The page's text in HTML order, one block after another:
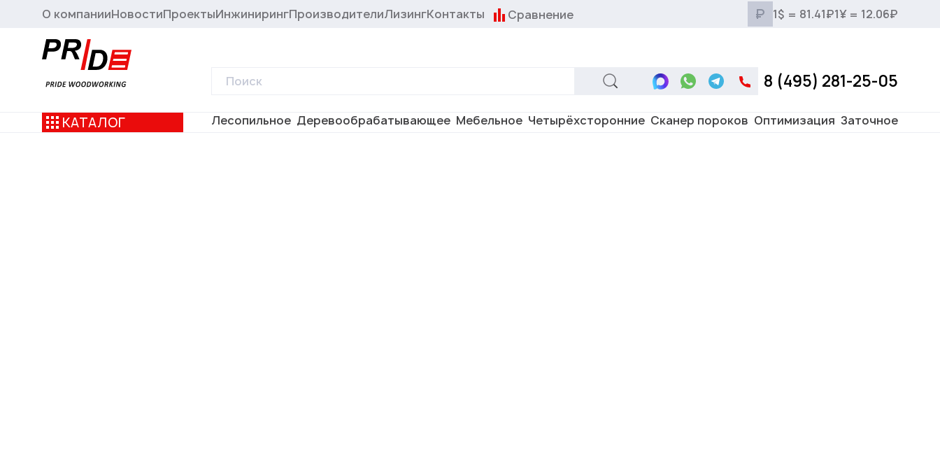
О компанииНовостиПроектыИнжинирингПроизводителиЛизингКонтакты Сравнение ₽ 1$ = 81.41₽1¥ = 12.06₽
КАТАЛОГ Лесопильное Деревообрабатывающее Мебельное Четырёхсторонние Сканер пороков Оптимизация Заточное
8 (495) 281-25-05